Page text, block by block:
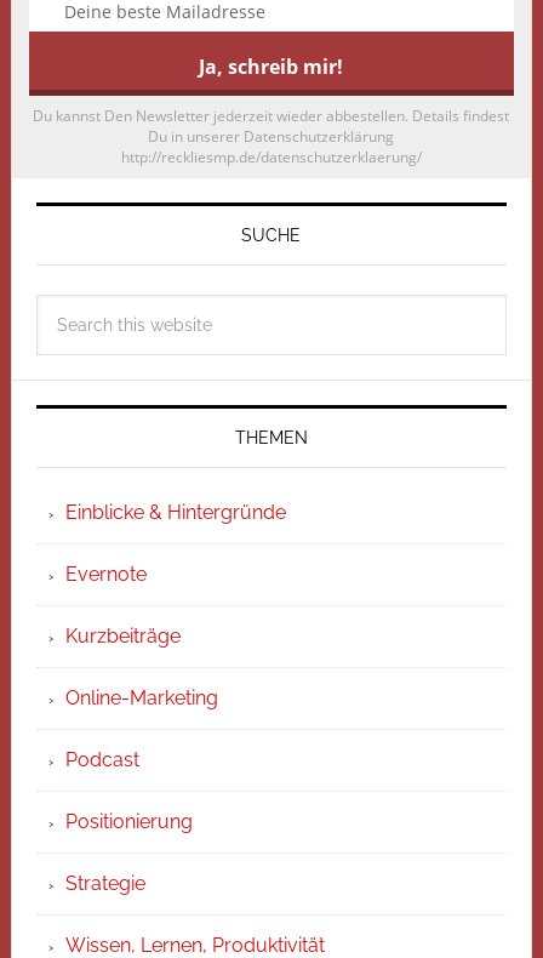
Du kannst Den Newsletter jederzeit wieder abbestellen. Details findest
Du in unserer Datenschutzerklärung
http://reckliesmp.de/datenschutzerklaerung/
SUCHE
THEMEN
Einblicke & Hintergründe
Evernote
Kurzbeiträge
Online-Marketing
Podcast
Positionierung
Strategie
Wissen, Lernen, Produktivität